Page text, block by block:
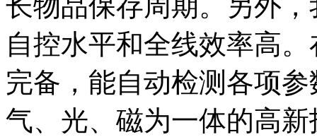
长物品保存周期。另外
自控水平和全线效率高
完备，能自动检测各项
气、光、磁为一体的高